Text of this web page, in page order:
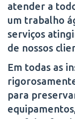
atender a
um trabalho
serviços
de nossos
Em todas as
para